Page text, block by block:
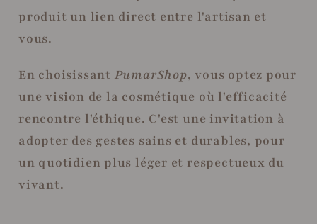
produit un lien direct entre l'artisan et
vous.
En choisissant PumarShop, vous optez pour
une vision de la cosmétique où l'efficacité
rencontre l'éthique. C'est une invitation à
adopter des gestes sains et durables, pour
un quotidien plus léger et respectueux du
vivant.